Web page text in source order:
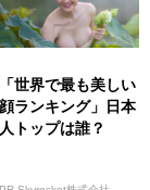
「世界で最も美しい
顔ランキング」日本
人トップは誰？